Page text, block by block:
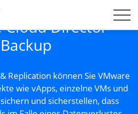
Cloud Director
Backup
Replication können Sie VMware
wie vApps, einzelne VMs und
und sicherstellen, dass